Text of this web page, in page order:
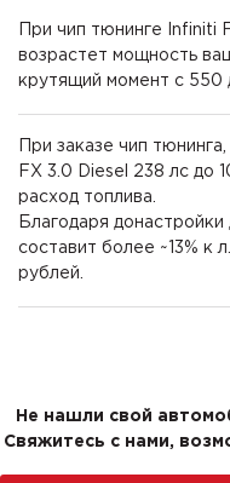
При чип тюнинге Infiniti
возрастет мощность
крутящий момент с 550
При заказе чип
FX 3.0 Diesel 238 лс до
расход топлива.
Благодаря
составит более ~13% к
рублей.
Не нашли свой
Свяжитесь с нами,